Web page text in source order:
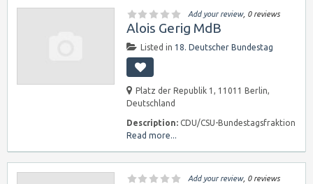
Add your review, 0 reviews
Alois Gerig MdB
Listed in 18. Deutscher Bundestag
Platz der Republik 1, 11011 Berlin,
Deutschland
Description: CDU/CSU-Bundestagsfraktion
Read more...
Add your review, 0 reviews